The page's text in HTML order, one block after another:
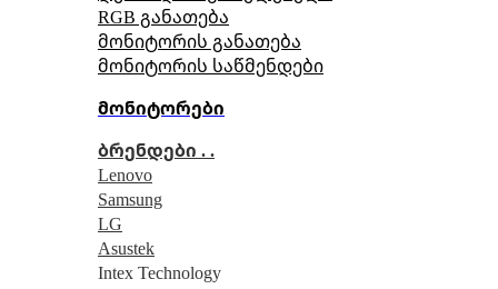
RGB განათება
მონიტორის განათება
მონიტორის საწმენდები
მონიტორები
ბრენდები . .
Lenovo
Samsung
LG
Asustek
Intex Technology